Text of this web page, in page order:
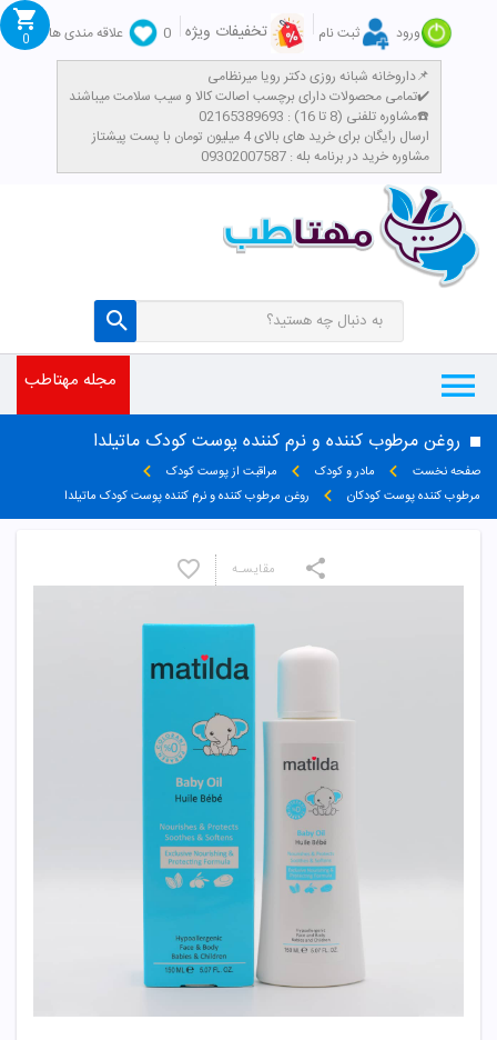
ورود ثبت نام تخفیفات ویژه 0
علاقه مندی ها
داروخانه شبانه روزی دکتر رویا میرنظامی📌
تمامی محصولات دارای برچسب اصالت کالا و سیب سلامت میباشند✔️
مشاوره تلفنی (8 تا 16) : 02165389693☎️
​ارسال رایگان برای خرید های بالای 4 میلیون تومان با پست پیشتاز
مشاوره خرید در برنامه بله : 09302007587
0
مجله مهتاطب
روغن مرطوب کننده و نرم کننده پوست کودک ماتیلدا
صفحه نخست مادر و کودک
مراقبت از پوست کودک
مرطوب کننده پوست کودکان
روغن مرطوب کننده و نرم کننده پوست کودک ماتیلدا
مقایسـه